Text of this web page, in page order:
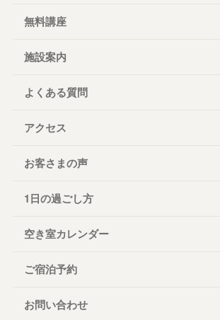
無料講座
施設案内
よくある質問
アクセス
お客さまの声
1日の過ごし方
空き室カレンダー
ご宿泊予約
お問い合わせ